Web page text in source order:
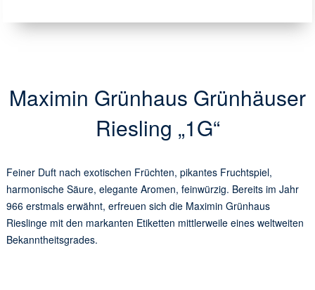
Maximin Grünhaus Grünhäuser
Riesling „1G“
Feiner Duft nach exotischen Früchten, pikantes Fruchtspiel,
harmonische Säure, elegante Aromen, feinwürzig. Bereits im Jahr
966 erstmals erwähnt, erfreuen sich die Maximin Grünhaus
Rieslinge mit den markanten Etiketten mittlerweile eines weltweiten
Bekanntheitsgrades.